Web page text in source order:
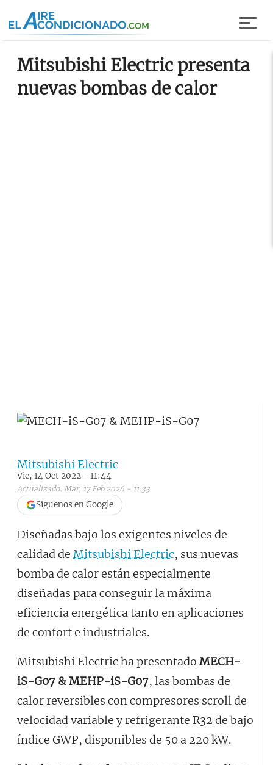
Mitsubishi Electric presenta
nuevas bombas de calor
Mitsubishi Electric
Vie, 14 Oct 2022 - 11:44
Actualizado: Mar, 17 Feb 2026 - 11:33
Síguenos en Google
Diseñadas bajo los exigentes niveles de
calidad de Mitsubishi Electric, sus nuevas
bomba de calor están especialmente
diseñadas para conseguir la máxima
eficiencia energética tanto en aplicaciones
de confort e industriales.​
Mitsubishi Electric ha presentado MECH-
iS-G07 & MEHP-iS-G07, las bombas de
calor reversibles con compresores scroll de
velocidad variable y refrigerante R32 de bajo
índice GWP, disponibles de 50 a 220 kW.